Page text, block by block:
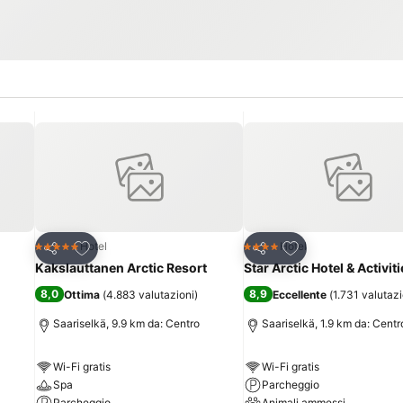
Condividi
Aggiungi ai preferiti
5 Stelle Hotel
Kakslauttanen Arctic Resort
8,0 Ottima (4.883 valutazioni)
Saariselkä, 9.9 km da: Centro
Wi-Fi gratis
Spa
Condividi
Aggiungi ai
4 StelleHotel
Star Arctic Hotel &
8,9 Eccellente (1.731
Saariselkä, 1.9 km da:
Wi-Fi gratis
Parcheggio